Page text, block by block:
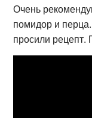
Очень
помидор и
просили рецепт.